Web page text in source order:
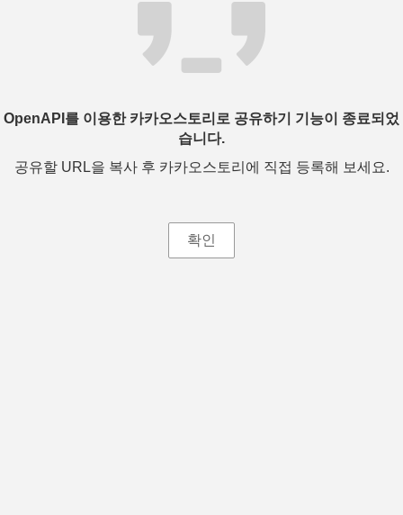
OpenAPI를 이용한 카카오스토리로 공유하기 기능이 종료되었
습니다.
공유할 URL을 복사 후 카카오스토리에 직접 등록해 보세요.
확인